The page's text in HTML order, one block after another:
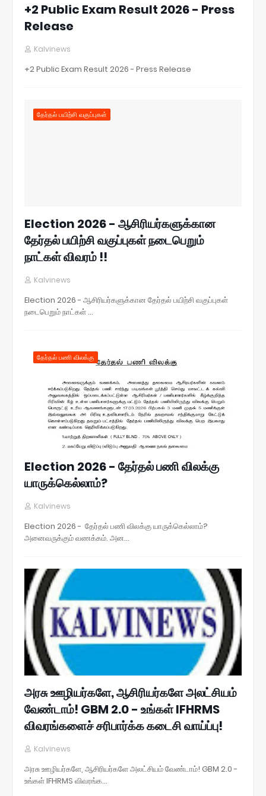
+2 Public Exam Result 2026 - Press
Release
Kalvinews
+2 Public Exam Result 2026 - Press Release
தேர்தல் பயிற்சி வகுப்புகள்
Election 2026 - ஆசிரியர்களுக்கான
தேர்தல் பயிற்சி வகுப்புகள் நடைபெறும்
நாட்கள் விவரம் !!
Kalvinews
Election 2026 - ஆசிரியர்களுக்கான தேர்தல் பயிற்சி வகுப்புகள்
நடைபெறும் நாட்கள் …
தேர்தல் பணி விலக்கு
Election 2026 - தேர்தல் பணி விலக்கு
யாருக்கெல்லாம்?
Kalvinews
Election 2026 - தேர்தல் பணி விலக்கு யாருக்கெல்லாம்?
அனைவருக்கும் வணக்கம். அன…
அரசு ஊழியர்களே, ஆசிரியர்களே அலட்சியம்
வேண்டாம்! GBM 2.0 - உங்கள் IFHRMS
விவரங்களைச் சரிபார்க்க கடைசி வாய்ப்பு!
Kalvinews
அரசு ஊழியர்களே, ஆசிரியர்களே அலட்சியம் வேண்டாம்! GBM 2.0 -
உங்கள் IFHRMS விவரங்க…